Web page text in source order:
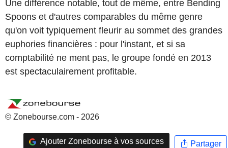
Une différence notable, tout de même, entre Bending
Spoons et d'autres comparables du même genre
qu'on voit typiquement fleurir au sommet des grandes
euphories financières : pour l'instant, et si sa
comptabilité ne ment pas, le groupe fondé en 2013
est spectaculairement profitable.
© Zonebourse.com - 2026
Ajouter Zonebourse à vos sources Partager